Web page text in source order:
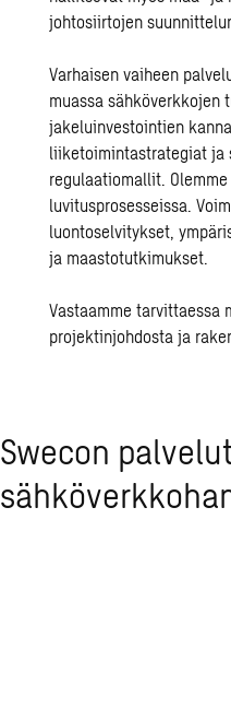
johtosiirtojen
Varhaisen vaiheen
muassa
jakeluinvestointien
liiketoimintastrategiat ja
regulaatiomallit.
luvitusprosesseissa.
luontoselvitykset,
ja maastotutkimukset.
Vastaamme tarvittaessa
projektinjohdosta ja
Swecon palvelut